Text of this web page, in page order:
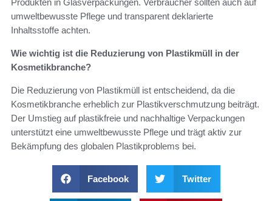
Produkten in Glasverpackungen. Verbraucher sollten auch auf
umweltbewusste Pflege und transparent deklarierte
Inhaltsstoffe achten.
Wie wichtig ist die Reduzierung von Plastikmüll in der
Kosmetikbranche?
Die Reduzierung von Plastikmüll ist entscheidend, da die
Kosmetikbranche erheblich zur Plastikverschmutzung beiträgt.
Der Umstieg auf plastikfreie und nachhaltige Verpackungen
unterstützt eine umweltbewusste Pflege und trägt aktiv zur
Bekämpfung des globalen Plastikproblems bei.
Facebook Twitter